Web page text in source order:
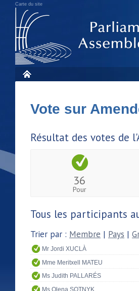
Carte du site
Vote sur
Résultat des votes de
36
Pour
Tous les participants
Trier par : Membre | Pays |
Mr Jordi XUCLÀ
Mme Meritxell MATEU
Ms Judith PALLARÉS
Ms Olena SOTNYK